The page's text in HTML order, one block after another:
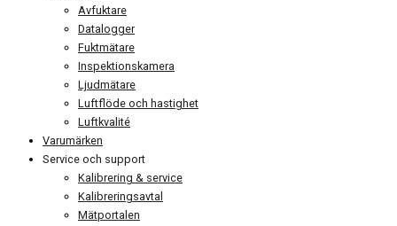
Avfuktare
Datalogger
Fuktmätare
Inspektionskamera
Ljudmätare
Luftflöde och hastighet
Luftkvalité
Varumärken
Service och support
Kalibrering & service
Kalibreringsavtal
Mätportalen